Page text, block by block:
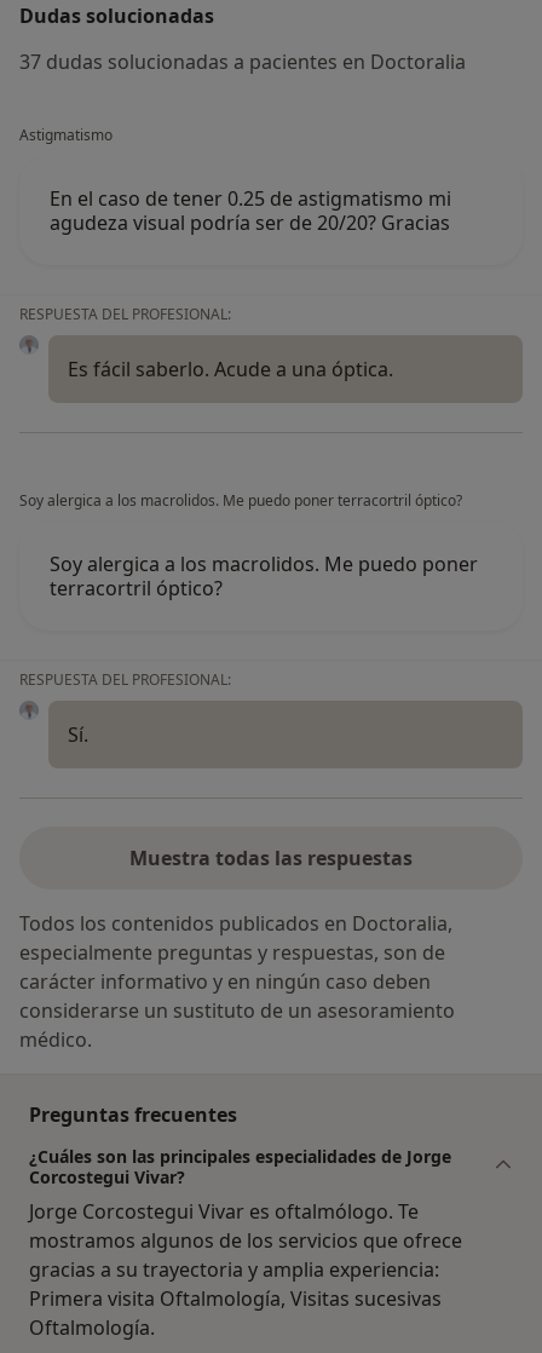
Dudas solucionadas
37 dudas solucionadas a pacientes en Doctoralia
Astigmatismo
En el caso de tener 0.25 de astigmatismo mi
agudeza visual podría ser de 20/20? Gracias
RESPUESTA DEL PROFESIONAL:
Es fácil saberlo. Acude a una óptica.
Soy alergica a los macrolidos. Me puedo poner terracortril óptico?
Soy alergica a los macrolidos. Me puedo poner
terracortril óptico?
RESPUESTA DEL PROFESIONAL:
Sí.
Muestra todas las respuestas
Todos los contenidos publicados en Doctoralia,
especialmente preguntas y respuestas, son de
carácter informativo y en ningún caso deben
considerarse un sustituto de un asesoramiento
médico.
Preguntas frecuentes
¿Cuáles son las principales especialidades de Jorge
Corcostegui Vivar?
Jorge Corcostegui Vivar es oftalmólogo. Te
mostramos algunos de los servicios que ofrece
gracias a su trayectoria y amplia experiencia:
Primera visita Oftalmología, Visitas sucesivas
Oftalmología.